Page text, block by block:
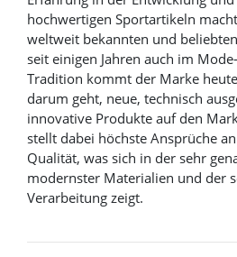
hochwertigen Sportartikeln
weltweit bekannten und
seit einigen Jahren auch im
Tradition kommt der Marke
darum geht, neue, technisch
innovative Produkte auf den
stellt dabei höchste Ansprüche
Qualität, was sich in der sehr
modernster Materialien und der
Verarbeitung zeigt.